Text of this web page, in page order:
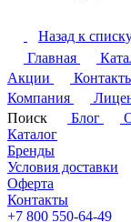
Назад к
Главная
Акции
Компания
Поиск
Блог
Каталог
Бренды
Условия доставки
Оферта
Контакты
+7 800 550-64-49